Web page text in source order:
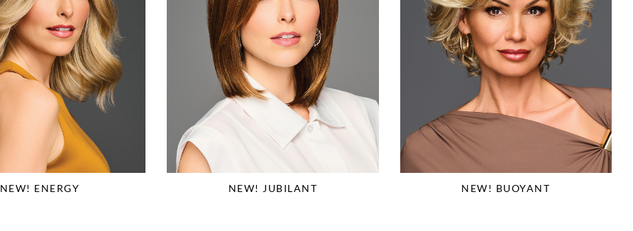
NEW! ENERGY NEW! JUBILANT NEW! BUOYANT